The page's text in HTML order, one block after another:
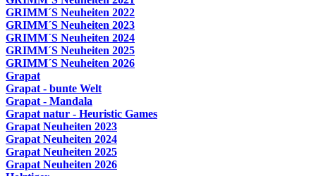
GRIMM´S Neuheiten 2022
GRIMM´S Neuheiten 2023
GRIMM´S Neuheiten 2024
GRIMM´S Neuheiten 2025
GRIMM´S Neuheiten 2026
Grapat
Grapat - bunte Welt
Grapat - Mandala
Grapat natur - Heuristic Games
Grapat Neuheiten 2023
Grapat Neuheiten 2024
Grapat Neuheiten 2025
Grapat Neuheiten 2026